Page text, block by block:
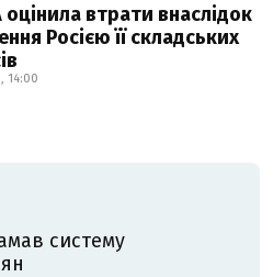
оцінила втрати внаслідок
Росією її складських
14:00
систему